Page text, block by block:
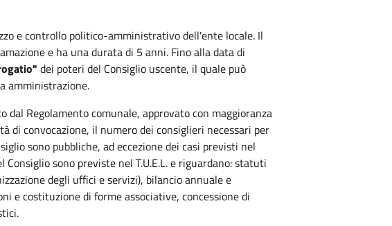
e controllo politico-amministrativo dell'ente locale. Il
e ha una durata di 5 anni. Fino alla data di
dei poteri del Consiglio uscente, il quale può
amministrazione.
dal Regolamento comunale, approvato con maggioranza
di convocazione, il numero dei consiglieri necessari per
sono pubbliche, ad eccezione dei casi previsti nel
sono previste nel T.U.E.L. e riguardano: statuti
degli uffici e servizi), bilancio annuale e
e costituzione di forme associative, concessione di